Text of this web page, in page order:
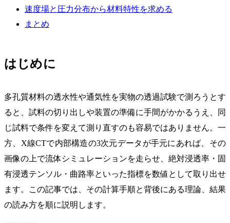
速度場と圧力分布から材料特性を求める
まとめ
はじめに
多孔質材料の透水性や通気性を実物の透過試験で測ろうとす
ると、試料の切り出しや装置の準備に手間がかかるうえ、同
じ試料で条件を変えて測り直すのも容易ではありません。一
方、X線CTで内部構造の3次元データが手元にあれば、その
画像の上で流体シミュレーションを走らせ、絶対浸透率・固
有浸透テンソル・曲路率といった指標を数値として取り出せ
ます。この記事では、その計算手順と背後にある理論、結果
の読み方を順に説明します。